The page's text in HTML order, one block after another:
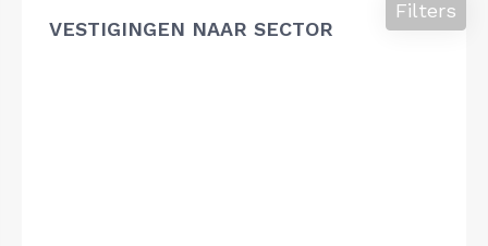
VESTIGINGEN NAAR SECTOR
Filters